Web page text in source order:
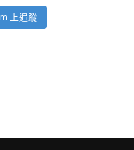
上追蹤